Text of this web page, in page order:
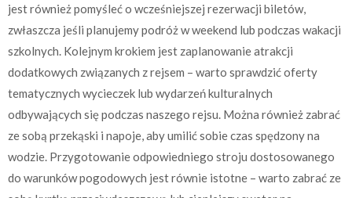
jest również pomyśleć o wcześniejszej rezerwacji biletów,
zwłaszcza jeśli planujemy podróż w weekend lub podczas wakacji
szkolnych. Kolejnym krokiem jest zaplanowanie atrakcji
dodatkowych związanych z rejsem – warto sprawdzić oferty
tematycznych wycieczek lub wydarzeń kulturalnych
odbywających się podczas naszego rejsu. Można również zabrać
ze sobą przekąski i napoje, aby umilić sobie czas spędzony na
wodzie. Przygotowanie odpowiedniego stroju dostosowanego
do warunków pogodowych jest równie istotne – warto zabrać ze